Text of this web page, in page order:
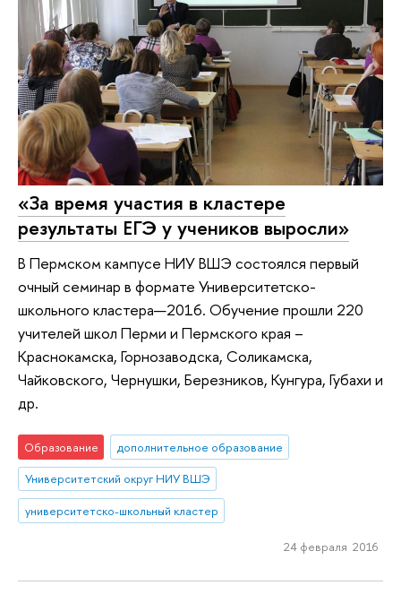
«За время участия в кластере
результаты ЕГЭ у учеников выросли»
В Пермском кампусе НИУ ВШЭ состоялся первый
очный семинар в формате Университетско-
школьного кластера—2016. Обучение прошли 220
учителей школ Перми и Пермского края –
Краснокамска, Горнозаводска, Соликамска,
Чайковского, Чернушки, Березников, Кунгура, Губахи и
др.
Образование
дополнительное образование
Университетский округ НИУ ВШЭ
университетско-школьный кластер
24 февраля 2016